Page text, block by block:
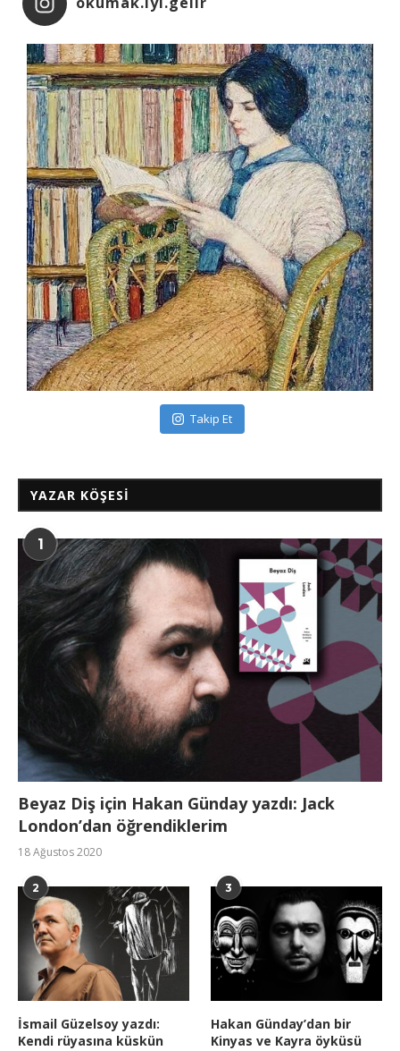
Takip Et
YAZAR KÖŞESI
1
Beyaz Diş için Hakan Günday yazdı: Jack
London’dan öğrendiklerim
18 Ağustos 2020
2
İsmail Güzelsoy yazdı:
Kendi rüyasına küskün
3
Hakan Günday’dan bir
Kinyas ve Kayra öyküsü